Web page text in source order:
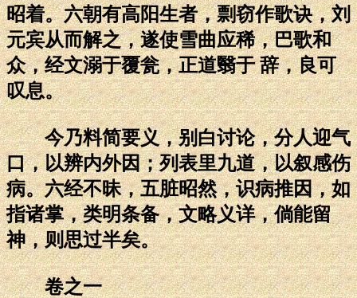
昭着。六朝有高阳生者，剽窃作歌诀，刘
元宾从而解之，遂使雪曲应稀，巴歌和
众，经文溺于覆瓮，正道翳于 辞，良可
叹息。
今乃料简要义，别白讨论，分人迎气
口，以辨内外因；列表里九道，以叙感伤
病。六经不昧，五脏昭然，识病推因，如
指诸掌，类明条备，文略义详，倘能留
神，则思过半矣。
卷之一